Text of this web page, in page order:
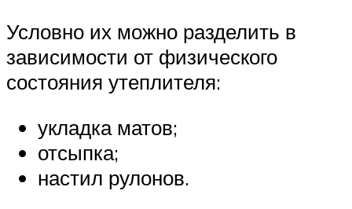
Условно их можно разделить в
зависимости от физического
состояния утеплителя:
укладка матов;
отсыпка;
настил рулонов.